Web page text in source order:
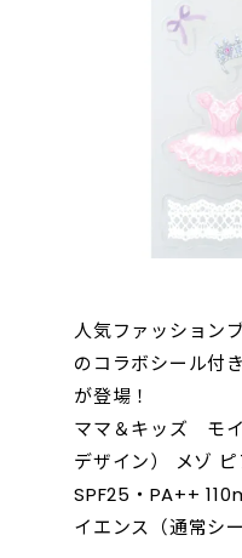
人気ファッション
のコラボシール付
が登場！
ママ＆キッズ モ
デザイン） メゾ
SPF25・PA++
イエンス（通常シ